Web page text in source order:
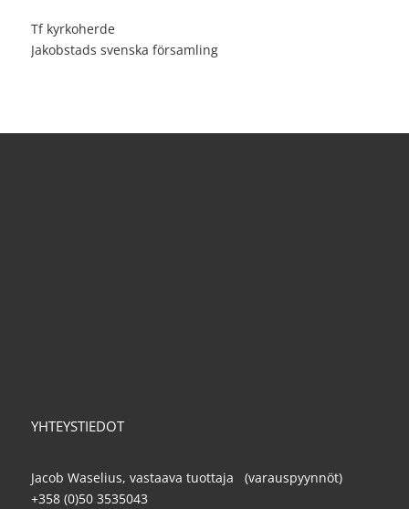
Tf kyrkoherde
Jakobstads svenska församling
YHTEYSTIEDOT
Jacob Waselius, vastaava tuottaja (varauspyynnöt)
+358 (0)50 3535043